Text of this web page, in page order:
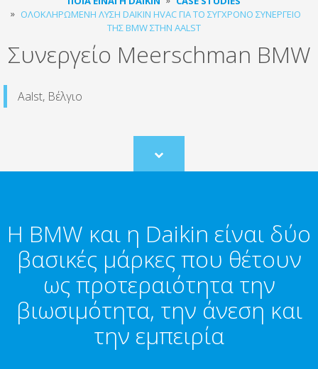
ΟΛΟΚΛΗΡΩΜΈΝΗ ΛΎΣΗ DAIKIN HVAC ΓΙΑ ΤΟ ΣΎΓΧΡΟΝΟ ΣΥΝΕΡΓΕΊΟ
ΤΗΣ BMW ΣΤΗΝ AALST
Συνεργείο Meerschman BMW
Aalst, Βέλγιο
Scroll
to
Η BMW και η Daikin είναι δύο
βασικές μάρκες που θέτουν
ως προτεραιότητα την
βιωσιμότητα, την άνεση και
την εμπειρία